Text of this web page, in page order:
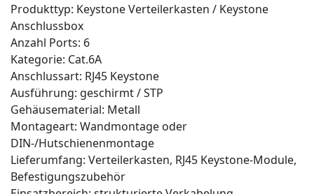
Produkttyp: Keystone Verteilerkasten / Keystone
Anschlussbox
Anzahl Ports: 6
Kategorie: Cat.6A
Anschlussart: RJ45 Keystone
Ausführung: geschirmt / STP
Gehäusematerial: Metall
Montageart: Wandmontage oder
DIN-/Hutschienenmontage
Lieferumfang: Verteilerkasten, RJ45 Keystone-Module,
Befestigungszubehör